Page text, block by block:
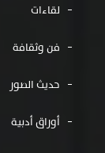
لقاءات
فن وثقافة
حديث الصور
أوراق أدبية